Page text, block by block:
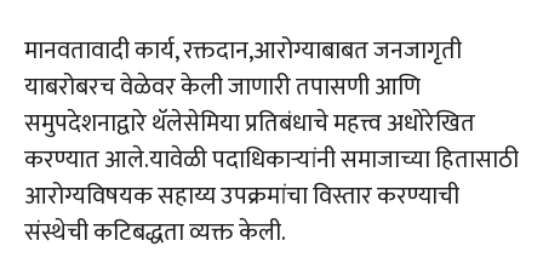
मानवतावादी कार्य, रक्तदान,आरोग्याबाबत जनजागृती
याबरोबरच वेळेवर केली जाणारी तपासणी आणि
समुपदेशनाद्वारे थॅलेसेमिया प्रतिबंधाचे महत्त्व अधोरेखित
करण्यात आले.यावेळी पदाधिकाऱ्यांनी समाजाच्या हितासाठी
आरोग्यविषयक सहाय्य उपक्रमांचा विस्तार करण्याची
संस्थेची कटिबद्धता व्यक्त केली.